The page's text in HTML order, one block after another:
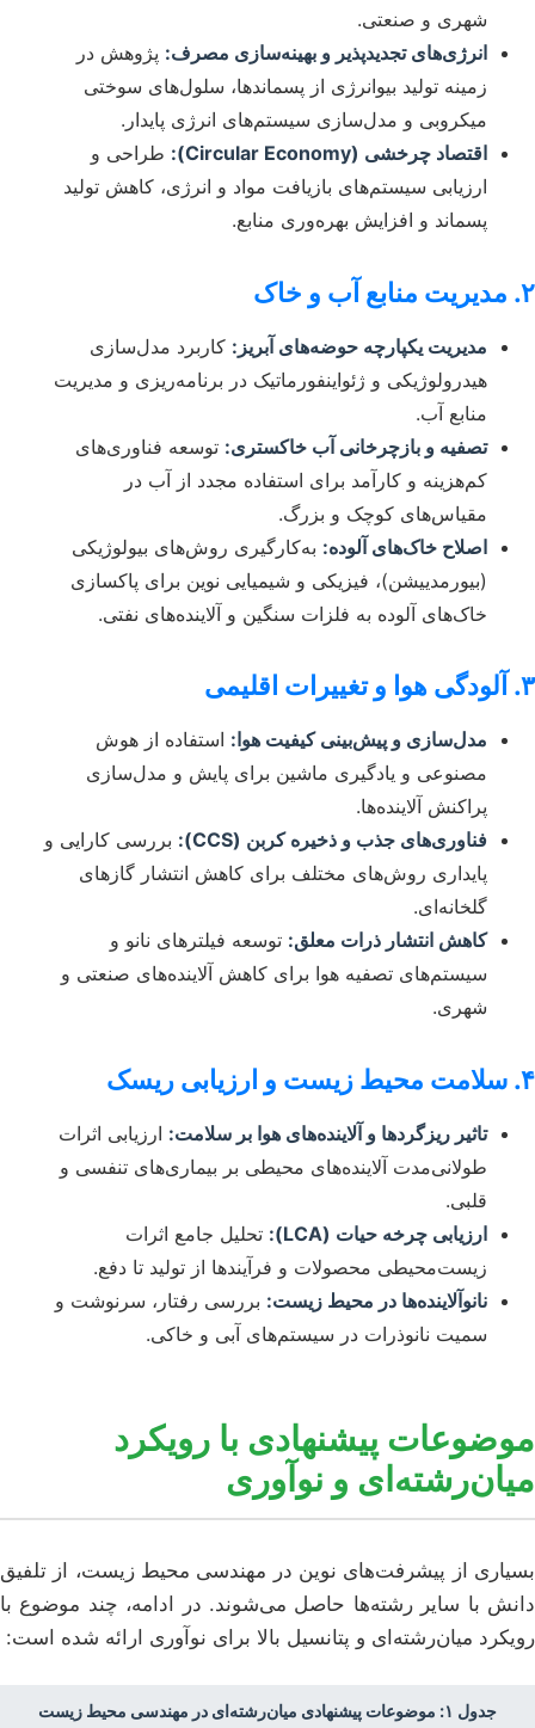
شهری و صنعتی.
انرژی‌های تجدیدپذیر و بهینه‌سازی مصرف: پژوهش در
زمینه تولید بیوانرژی از پسماندها، سلول‌های سوختی
میکروبی و مدل‌سازی سیستم‌های انرژی پایدار.
اقتصاد چرخشی (Circular Economy):
طراحی و
ارزیابی سیستم‌های بازیافت مواد و انرژی، کاهش تولید
پسماند و افزایش بهره‌وری منابع.
۲. مدیریت منابع آب و خاک
مدیریت یکپارچه حوضه‌های آبریز: کاربرد مدل‌سازی
هیدرولوژیکی و ژئواینفورماتیک در برنامه‌ریزی و مدیریت
منابع آب.
تصفیه و بازچرخانی آب خاکستری: توسعه فناوری‌های
کم‌هزینه و کارآمد برای استفاده مجدد از آب در
مقیاس‌های کوچک و بزرگ.
اصلاح خاک‌های آلوده: به‌کارگیری روش‌های بیولوژیکی
(بیورمدییشن)، فیزیکی و شیمیایی نوین برای پاکسازی
خاک‌های آلوده به فلزات سنگین و آلاینده‌های نفتی.
۳. آلودگی هوا و تغییرات اقلیمی
مدل‌سازی و پیش‌بینی کیفیت هوا: استفاده از هوش
مصنوعی و یادگیری ماشین برای پایش و مدل‌سازی
پراکنش آلاینده‌ها.
فناوری‌های جذب و ذخیره کربن (CCS):
بررسی کارایی و
پایداری روش‌های مختلف برای کاهش انتشار گازهای
گلخانه‌ای.
کاهش انتشار ذرات معلق: توسعه فیلترهای نانو و
سیستم‌های تصفیه هوا برای کاهش آلاینده‌های صنعتی و
شهری.
۴. سلامت محیط زیست و ارزیابی ریسک
تاثیر ریزگردها و آلاینده‌های هوا بر سلامت: ارزیابی اثرات
طولانی‌مدت آلاینده‌های محیطی بر بیماری‌های تنفسی و
قلبی.
ارزیابی چرخه حیات (LCA):
تحلیل جامع اثرات
زیست‌محیطی محصولات و فرآیندها از تولید تا دفع.
نانوآلاینده‌ها در محیط زیست: بررسی رفتار، سرنوشت و
سمیت نانوذرات در سیستم‌های آبی و خاکی.
موضوعات پیشنهادی با رویکرد
میان‌رشته‌ای و نوآوری
بسیاری از پیشرفت‌های نوین در مهندسی محیط زیست، از تلفیق
دانش با سایر رشته‌ها حاصل می‌شوند. در ادامه، چند موضوع با
رویکرد میان‌رشته‌ای و پتانسیل بالا برای نوآوری ارائه شده است:
جدول ۱: موضوعات پیشنهادی میان‌رشته‌ای در مهندسی محیط زیست